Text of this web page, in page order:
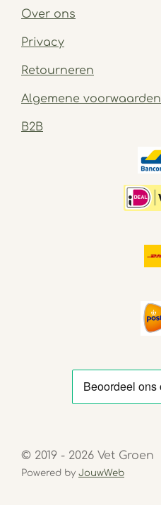
Over ons
Privacy
Retourneren
Algemene voorwaarden
B2B
© 2019 - 2026 Vet Groen
Powered by JouwWeb